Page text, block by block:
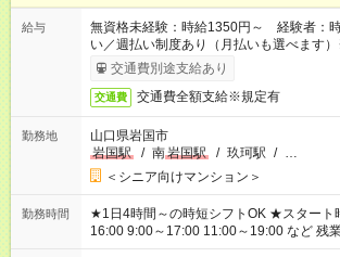
給与
無資格未経験：時給1350円～ 経験者
い／週払い制度あり（月払いも選べます
完了次第のお支払いとなります。
交通費別途支給あり
交通費 交通費全額支給※規定有
勤務地
山口県岩国市
岩国駅
/ 南岩国駅 / 玖珂駅 / …
＜シニア向けマンション＞
勤務時間
★1日4時間～の時短シフトOK ★スタート時間選べます！ 7:00～
16:00 9:00～17:00 11:00～19:00 など 残業なし！ ※W
場合、他のお仕事と合わせ週40時間超の